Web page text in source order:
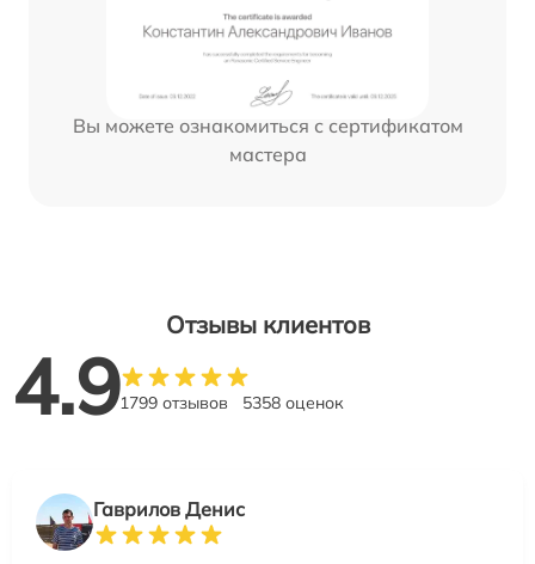
Вы можете ознакомиться с сертификатом
мастера
Отзывы клиентов
4.91799 отзывов 5358 оценок
Гаврилов Денис